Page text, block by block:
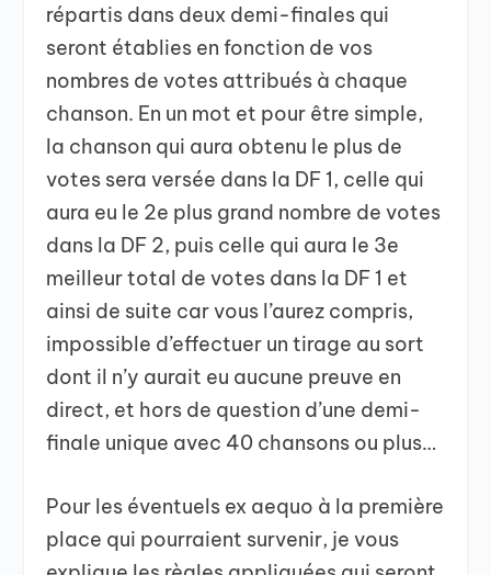
répartis dans deux demi-finales qui
seront établies en fonction de vos
nombres de votes attribués à chaque
chanson. En un mot et pour être simple,
la chanson qui aura obtenu le plus de
votes sera versée dans la DF 1, celle qui
aura eu le 2e plus grand nombre de votes
dans la DF 2, puis celle qui aura le 3e
meilleur total de votes dans la DF 1 et
ainsi de suite car vous l’aurez compris,
impossible d’effectuer un tirage au sort
dont il n’y aurait eu aucune preuve en
direct, et hors de question d’une demi-
finale unique avec 40 chansons ou plus…
Pour les éventuels ex aequo à la première
place qui pourraient survenir, je vous